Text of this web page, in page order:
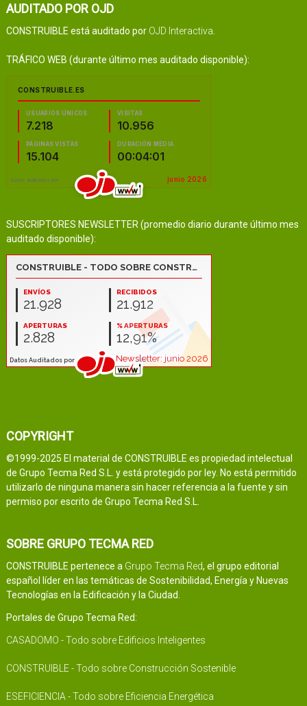
AUDITADO POR OJD
CONSTRUIBLE está auditado por OJD Interactiva
TRÁFICO WEB (durante último mes auditado disponible):
SUSCRIPTORES NEWSLETTER (promedio diario durante último mes
auditado disponible):
COPYRIGHT
©1999-2025 El material de CONSTRUIBLE es propiedad intelectual
de Grupo Tecma Red S.L. y está protegido por ley. No está permitido
utilizarlo de ninguna manera sin hacer referencia a la fuente y sin
permiso por escrito de Grupo Tecma Red S.L.
SOBRE GRUPO TECMA RED
CONSTRUIBLE pertenece a Grupo Tecma Red, el grupo editorial
español líder en las temáticas de Sostenibilidad, Energía y Nuevas
Tecnologías en la Edificación y la Ciudad.
Portales de Grupo Tecma Red:
CASADOMO - Todo sobre Edificios Inteligentes
CONSTRUIBLE - Todo sobre Construcción Sostenible
ESEFICIENCIA - Todo sobre Eficiencia Energética